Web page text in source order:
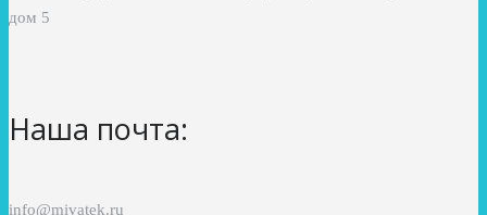
дом 5
Наша почта:
info@mivatek.ru